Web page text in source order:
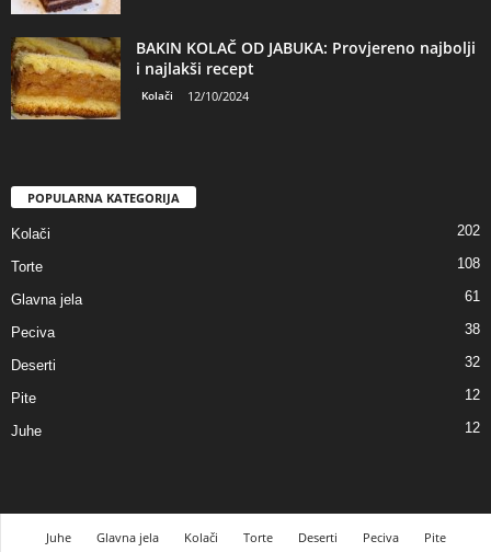
BAKIN KOLAČ OD JABUKA: Provjereno najbolji
i najlakši recept
Kolači 12/10/2024
POPULARNA KATEGORIJA
Kolači 202
Torte 108
Glavna jela 61
Peciva 38
Deserti 32
Pite 12
Juhe 12
Juhe Glavna jela Kolači Torte Deserti Peciva Pite